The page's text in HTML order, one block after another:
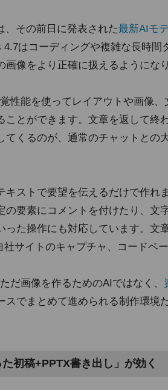
、その前日に発表された最新AIモ
はコーディングや複雑な長時間
像をより正確に扱えるようにな
性能を使ってレイアウトや画像
ことができます。文章を返して終
くるのが、通常のチャットとの
キストで要望を伝えるだけで作れ
の要素にコメントを付けたり、文
った操作にも対応しています。文
サイトのキャプチャ、コードベ
だ画像を作るためのAIではなく、
スでまとめて進められる制作環境
初稿+PPTX書き出し」が効く